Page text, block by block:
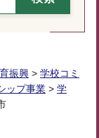
振興 > 学校コミ
ップ事業 > 学